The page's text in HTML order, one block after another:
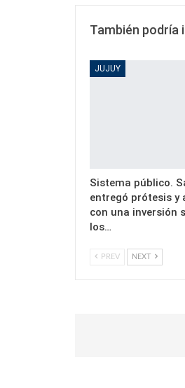
También podría
JUJUY
Sistema público.
entregó prótesis y
con una inversión
los…
PREV NEXT